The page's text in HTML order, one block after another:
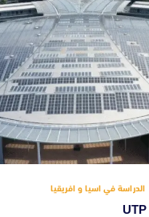
الدراسة في اسيا و افريقيا